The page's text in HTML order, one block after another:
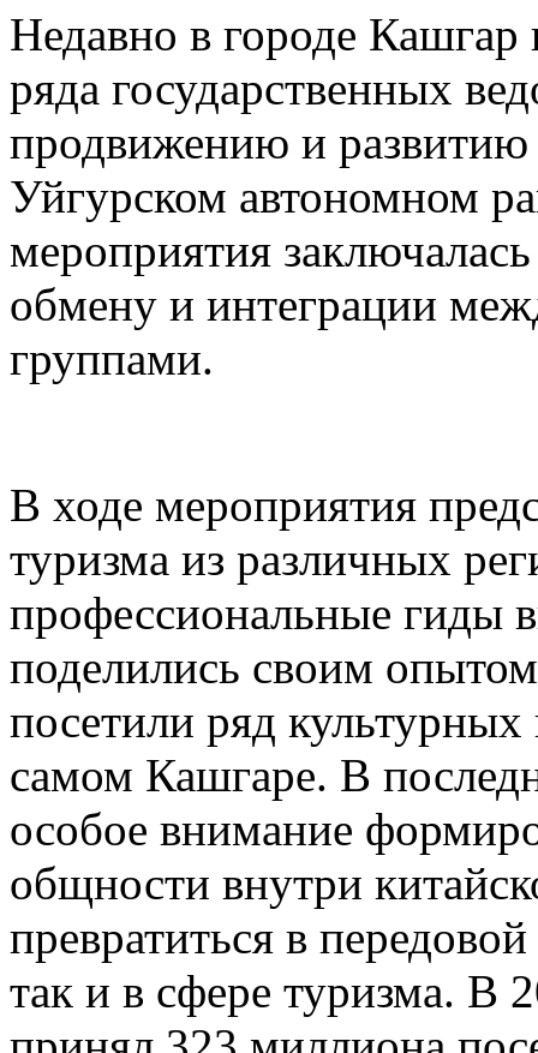
Недавно в городе Кашгар
ряда государственных
продвижению и развитию
Уйгурском автономном
мероприятия
обмену и интеграции
группами.
В ходе мероприятия
туризма из различных
профессиональные гиды
поделились своим
посетили ряд культурных
самом Кашгаре. В
особое внимание
общности внутри
превратиться в
так и в сфере туризма. В